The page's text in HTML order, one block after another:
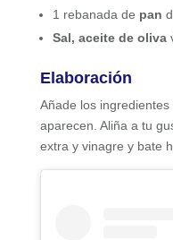
1 rebanada de pan
Sal, aceite de oliva
Elaboración
Añade los
aparecen. Aliña a tu
extra y vinagre y bate